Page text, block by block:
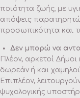
ποιότητα ζωής, με
απόψεις
προσωπικότητα και
Δεν μπορώ να
Πλέον, αρκετοί
δωρεάν ή και
Επιπλέον,
ψυχολογικής